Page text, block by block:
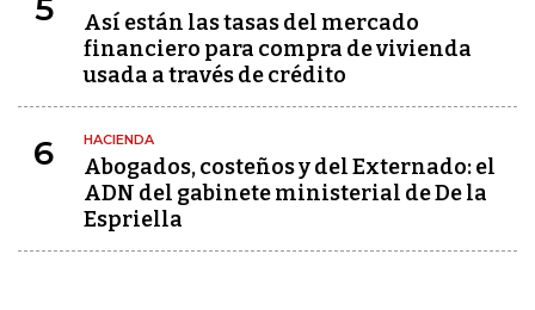
5
Así están las tasas del mercado
financiero para compra de vivienda
usada a través de crédito
6 HACIENDA
Abogados, costeños y del Externado: el
ADN del gabinete ministerial de De la
Espriella